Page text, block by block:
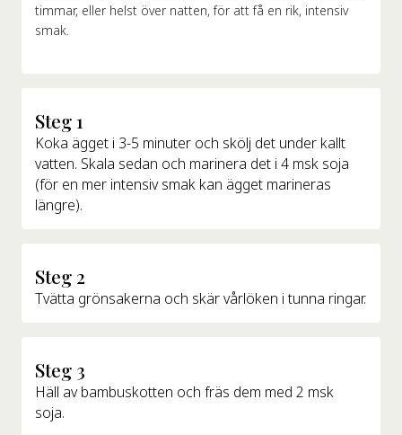
timmar, eller helst över natten, för att få en rik, intensiv
smak.
Steg 1
Koka ägget i 3-5 minuter och skölj det under kallt
vatten. Skala sedan och marinera det i 4 msk soja
(för en mer intensiv smak kan ägget marineras
längre).
Steg 2
Tvätta grönsakerna och skär vårlöken i tunna ringar.
Steg 3
Häll av bambuskotten och fräs dem med 2 msk
soja.